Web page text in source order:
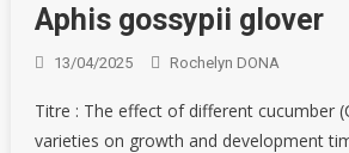
Aphis gossypii glover
13/04/2025 Rochelyn DONA
Titre : The effect of different cucumber
varieties on growth and development